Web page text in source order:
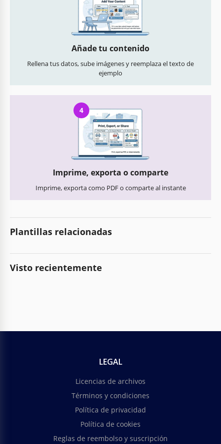
Añade tu contenido
Rellena tus datos, sube imágenes y reemplaza el texto de
ejemplo
4
Imprime, exporta o comparte
Imprime, exporta como PDF o comparte al instante
Plantillas relacionadas
Visto recientemente
LEGAL
Licencias de archivos
Términos y condiciones
Política de privacidad
Política de cookies
Reglas de reembolso y suscripción